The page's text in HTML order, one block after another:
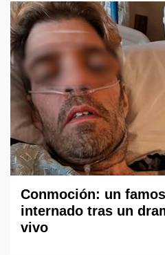
Conmoción: un
internado tras un
vivo